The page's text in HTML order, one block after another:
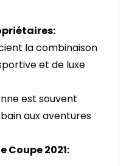
la combinaison
et de luxe
est souvent
aux aventures
Coupe 2021: